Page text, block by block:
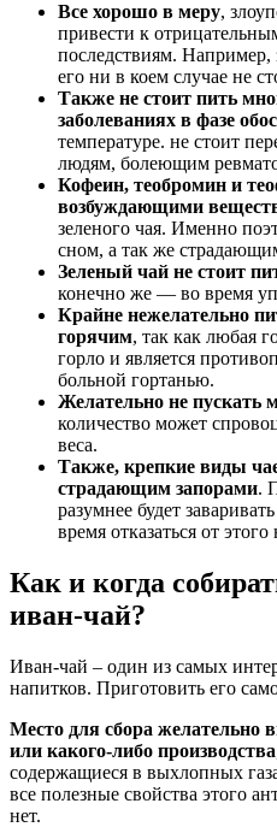
Все хорошо в меру,
привести к
последствиям.
его ни в коем случае не
Также не стоит пить
заболеваниях в фазе
температуре. не стоит
людям, болеющим
Кофеин, теобромин и
возбуждающими
зеленого чая. Именно
сном, а так же
Зеленый чай не стоит
конечно же — во время
Крайне нежелательно
горячим, так как любая
горло и является
больной гортанью.
Желательно не пускать
количество может
веса.
Также, крепкие виды
страдающим запорами.
разумнее будет
время отказаться от этого
Как и когда
иван-чай?
Иван-чай – один из самых
напитков. Приготовить его
Место для сбора желательно
или какого-либо производства
содержащиеся в выхлопных
все полезные свойства этого
нет.